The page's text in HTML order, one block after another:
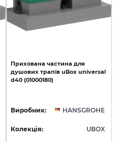
Прихована частина для
душових трапів uBox universal
d40 (01000180)
Виробник: HANSGROHE
Колекція: UBOX